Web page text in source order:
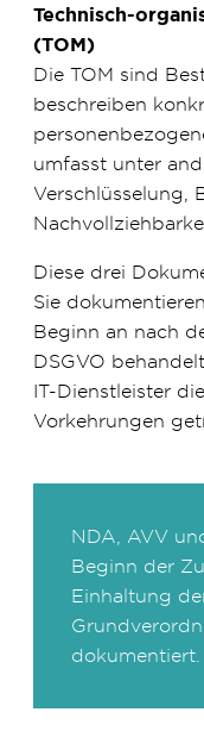
Technisch-
(TOM)
Die TOM sind
beschreiben
umfasst unter
Verschlüsselung,
Diese drei
Sie
Beginn an nach
DSGVO
IT-Dienstleister
Vorkehrungen
NDA, AVV
Beginn der
Einhaltung
dokumentiert.